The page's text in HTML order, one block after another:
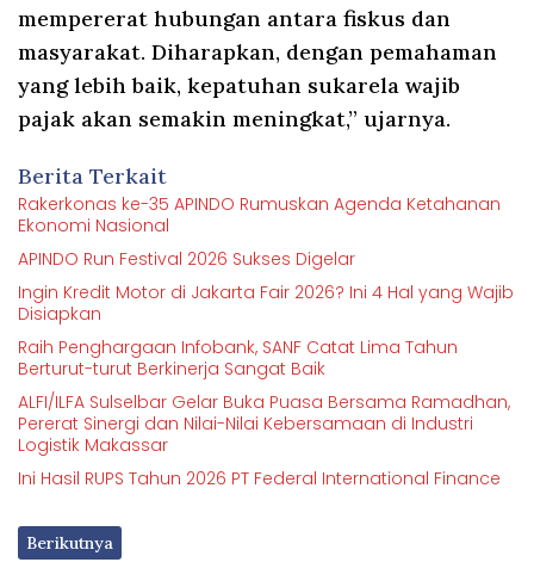
mempererat hubungan antara fiskus dan
masyarakat. Diharapkan, dengan pemahaman
yang lebih baik, kepatuhan sukarela wajib
pajak akan semakin meningkat,” ujarnya.
Berita Terkait
Rakerkonas ke-35 APINDO Rumuskan Agenda Ketahanan
Ekonomi Nasional
APINDO Run Festival 2026 Sukses Digelar
Ingin Kredit Motor di Jakarta Fair 2026? Ini 4 Hal yang Wajib
Disiapkan
Raih Penghargaan Infobank, SANF Catat Lima Tahun
Berturut-turut Berkinerja Sangat Baik
ALFI/ILFA Sulselbar Gelar Buka Puasa Bersama Ramadhan,
Pererat Sinergi dan Nilai-Nilai Kebersamaan di Industri
Logistik Makassar
Ini Hasil RUPS Tahun 2026 PT Federal International Finance
Berikutnya